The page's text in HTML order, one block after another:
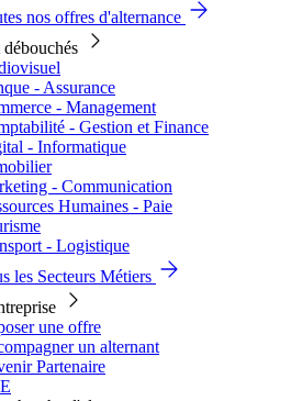
nos offres d'alternance
- Assurance
- Management
- Gestion et Finance
- Informatique
- Communication
Humaines - Paie
- Logistique
les Secteurs Métiers
une offre
un alternant
Partenaire